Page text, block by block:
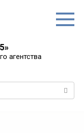
агентства